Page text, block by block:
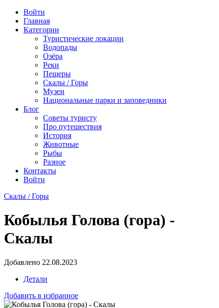
Войти
Главная
Категории
Туристические локации
Водопады
Озёра
Реки
Пещеры
Скалы / Горы
Музеи
Национальные парки и заповедники
Блог
Советы туристу
Про путешествия
История
Животные
Рыбы
Разное
Контакты
Войти
Скалы / Горы
Кобылья Голова (гора) -
Скалы
Добавлено 22.08.2023
Детали
Добавить в избранное